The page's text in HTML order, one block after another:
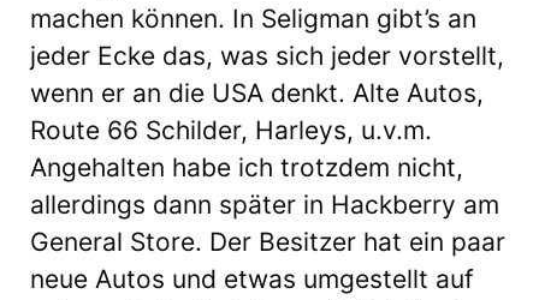
machen können. In Seligman gibt’s an
jeder Ecke das, was sich jeder vorstellt,
wenn er an die USA denkt. Alte Autos,
Route 66 Schilder, Harleys, u.v.m.
Angehalten habe ich trotzdem nicht,
allerdings dann später in Hackberry am
General Store. Der Besitzer hat ein paar
neue Autos und etwas umgestellt auf